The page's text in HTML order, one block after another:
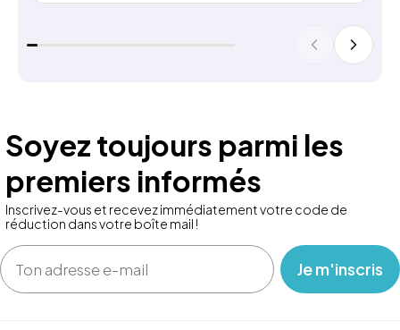
Soyez toujours parmi les
premiers informés
Inscrivez-vous et recevez immédiatement votre code de
réduction dans votre boîte mail !
Email
‎ ‎ ‎ Je m'inscris ‎ ‎ ‎